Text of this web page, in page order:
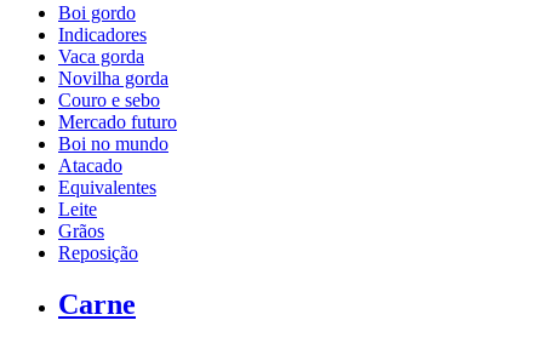
Boi gordo
Indicadores
Vaca gorda
Novilha gorda
Couro e sebo
Mercado futuro
Boi no mundo
Atacado
Equivalentes
Leite
Grãos
Reposição
Carne